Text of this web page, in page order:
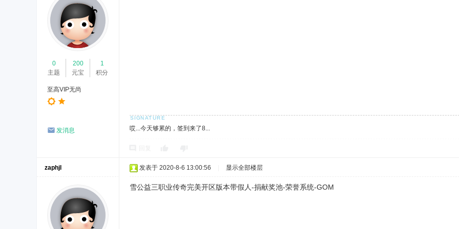
0
主题
200
元宝
1
积分
至高VIP无尚
发消息 哎...今天够累的，签到来了8...
zaphjl 发表于 2020-8-6 13:00:56 显示全部楼层
雪公益三职业传奇完美开区版本带假人-捐献奖池-荣誉系统-GOM